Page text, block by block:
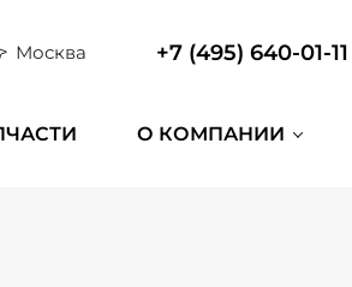
Москва +7 (495) 640-01-11
О КОМПАНИИ